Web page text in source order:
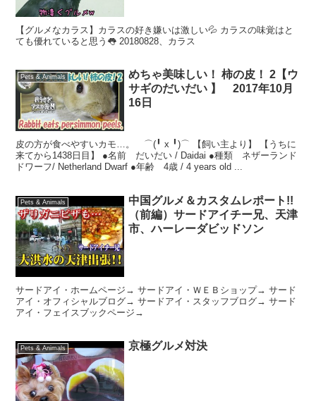
【グルメなカラス】カラスの好き嫌いは激しい💦 カラスの味覚はと
ても優れていると思う👅 20180828、カラス
Pets & Animals
めちゃ美味しい！ 柿の皮！ 2【ウ
サギのだいだい 】 2017年10月
16日
皮の方が食べやすいカモ…。 ⌒(╹ x ╹)⌒ 【飼い主より】 【うちに
来てから1438日目】 ●名前 だいだい / Daidai ●種類 ネザーランド
ドワーフ/ Netherland Dwarf ●年齢 4歳 / 4 years old ...
Pets & Animals
中国グルメ＆カスタムレポート!!
（前編）サードアイチー兄、天津
市、ハーレーダビッドソン
サードアイ・ホームページ→ サードアイ・ＷＥＢショップ→ サード
アイ・オフィシャルブログ→ サードアイ・スタッフブログ→ サード
アイ・フェイスブックページ→
Pets & Animals 京極グルメ対決